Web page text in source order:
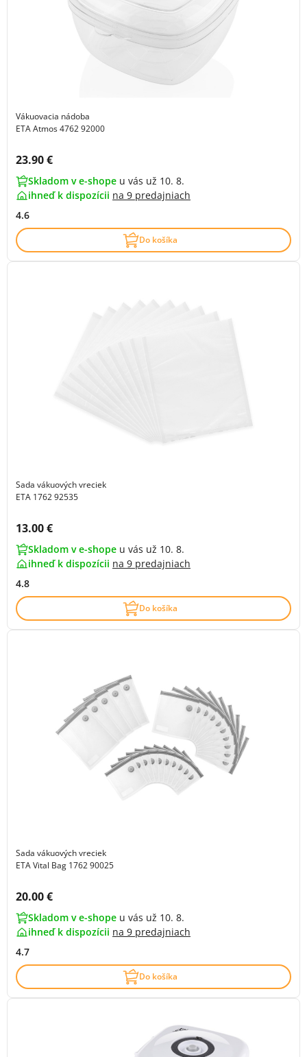
Vákuovacia nádoba
ETA Atmos 4762 92000
Cena s DPH:
23.90 €
Skladom v e-shope u vás už 10. 8.
ihneď k dispozícii na 9 predajniach
4.6
Do košíka
Sada vákuových vreciek
ETA 1762 92535
Cena s DPH:
13.00 €
Skladom v e-shope u vás už 10. 8.
ihneď k dispozícii na 9 predajniach
4.8
Do košíka
Sada vákuových vreciek
ETA Vital Bag 1762 90025
Cena s DPH:
20.00 €
Skladom v e-shope u vás už 10. 8.
ihneď k dispozícii na 9 predajniach
4.7
Do košíka